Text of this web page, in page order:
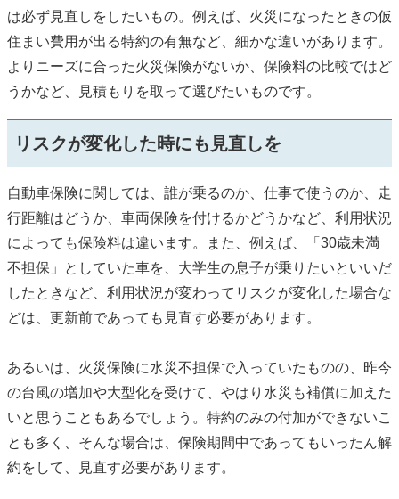
は必ず見直しをしたいもの。例えば、火災になったときの仮
住まい費用が出る特約の有無など、細かな違いがあります。
よりニーズに合った火災保険がないか、保険料の比較ではど
うかなど、見積もりを取って選びたいものです。
リスクが変化した時にも見直しを
自動車保険に関しては、誰が乗るのか、仕事で使うのか、走
行距離はどうか、車両保険を付けるかどうかなど、利用状況
によっても保険料は違います。また、例えば、「30歳未満
不担保」としていた車を、大学生の息子が乗りたいといいだ
したときなど、利用状況が変わってリスクが変化した場合な
どは、更新前であっても見直す必要があります。
あるいは、火災保険に水災不担保で入っていたものの、昨今
の台風の増加や大型化を受けて、やはり水災も補償に加えた
いと思うこともあるでしょう。特約のみの付加ができないこ
とも多く、そんな場合は、保険期間中であってもいったん解
約をして、見直す必要があります。